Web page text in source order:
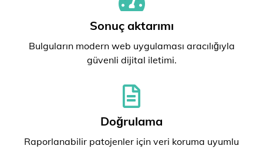
Sonuç aktarımı
Bulguların modern web uygulaması aracılığıyla
güvenli dijital iletimi.
Doğrulama
Raporlanabilir patojenler için veri koruma uyumlu